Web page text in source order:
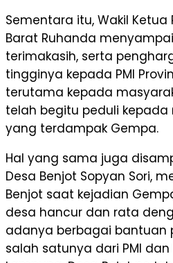
Sementara itu, Wakil Ketua
Barat Ruhanda
terimakasih, serta
tingginya kepada PMI
terutama kepada
telah begitu peduli
yang terdampak Gempa.
Hal yang sama juga
Desa Benjot Sopyan Sori,
Benjot saat kejadian
desa hancur dan rata
adanya berbagai bantuan
salah satunya dari PMI